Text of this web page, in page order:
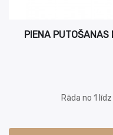
PIENA
Rāda no 1